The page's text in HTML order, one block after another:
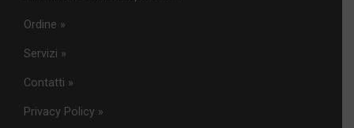
Ordine »
Servizi »
Contatti »
Privacy Policy »